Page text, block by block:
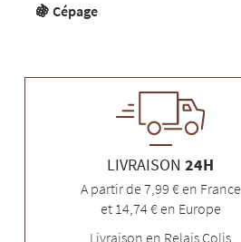
🍇 Cépage
LIVRAISON 24H
A partir de 7,99 € en France
et 14,74 € en Europe
Livraison en Relais Colis